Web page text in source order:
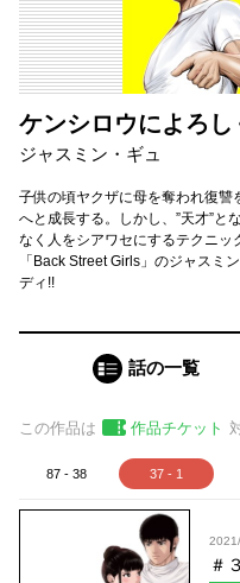
ケンシロウによろし
ジャスミン・ギュ
子供の頃ヤクザに母を奪われ復
へと成長する。しかし、”天才”と
なく人をシアワセにするテクニ
「Back Street Girls」のジャスミ
ディ!!
話の一覧
この作品は 作品チケット
87 - 38 37 - 1
＃